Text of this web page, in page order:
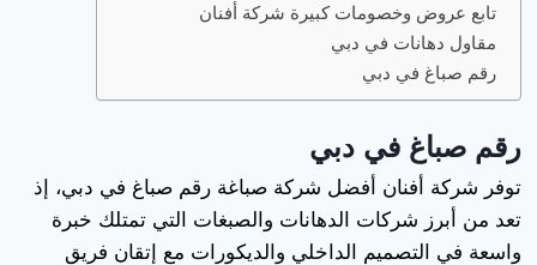
تابع عروض وخصومات كبيرة شركة أفنان
مقاول دهانات في دبي
رقم صباغ في دبي
رقم صباغ في دبي
توفر شركة أفنان أفضل شركة صباغة رقم صباغ في دبي، إذ
تعد من أبرز شركات الدهانات والصبغات التي تمتلك خبرة
واسعة في التصميم الداخلي والديكورات مع إتقان فريق